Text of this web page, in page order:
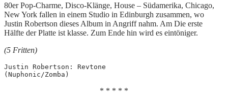
80er Pop-Charme, Disco-Klänge, House – Südamerika, Chicago,
New York fallen in einem Studio in Edinburgh zusammen, wo
Justin Robertson dieses Album in Angriff nahm. Am Die erste
Hälfte der Platte ist klasse. Zum Ende hin wird es eintöniger.
(5 Fritten)
Justin Robertson: Revtone
(Nuphonic/Zomba)
* * * * *